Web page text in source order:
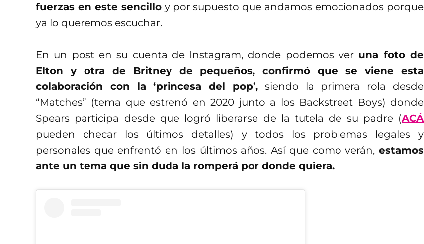
fuerzas en este sencilloy por supuesto que andamos emocionados porque
ya lo queremos escuchar.
En un post en su cuenta de Instagram, donde podemos ver una foto de
Elton y otra de Britney de pequeños, confirmó que se viene esta
colaboración con la ‘princesa del pop’, siendo la primera rola desde
“Matches” (tema que estrenó en 2020 junto a los Backstreet Boys) donde
Spears participa desde que logró liberarse de la tutela de su padre (ACÁ
pueden checar los últimos detalles) y todos los problemas legales y
personales que enfrentó en los últimos años. Así que como verán, estamos
ante un tema que sin duda la romperá por donde quiera.